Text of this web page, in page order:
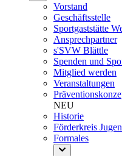
Vorstand
Geschäftsstelle
Sportgaststätte
Ansprechpartner
s'SVW Blättle
Spenden und
Mitglied werden
Veranstaltungen
NEU
Historie
Förderkreis
Formales